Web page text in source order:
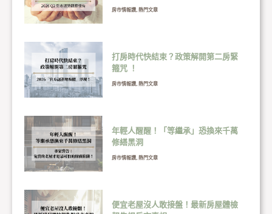
房市情報讚, 熱門文章
打房時代快結束？政策解開第二房緊
箍咒 ！
房市情報讚, 熱門文章
年輕人醒醒！「等繼承」恐換來千萬
修繕黑洞
房市情報讚, 熱門文章
便宜老屋沒人敢接盤！最新房屋體檢